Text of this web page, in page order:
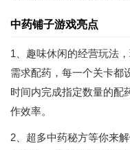
中药铺子游戏亮点
1、趣味休闲的经营玩法
需求配药，每一个关卡都
时间内完成指定数量的配
作效率。
2、超多中药秘方等你来